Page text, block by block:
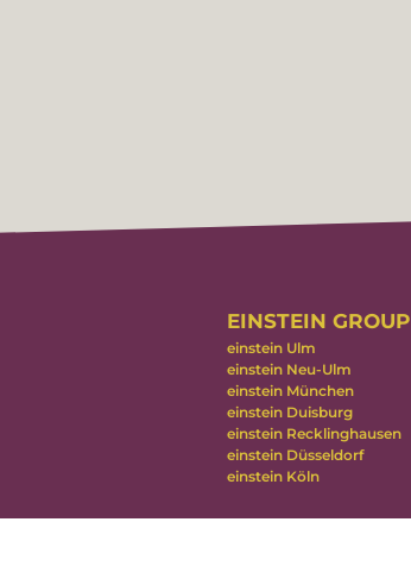
EINSTEIN GROUP
einstein Ulm
einstein Neu-Ulm
einstein München
einstein Duisburg
einstein Recklinghausen
einstein Düsseldorf
einstein Köln